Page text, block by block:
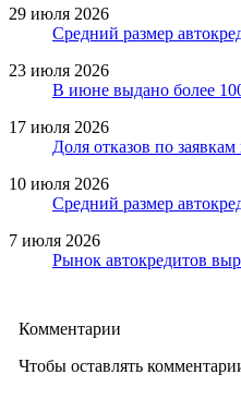
29 июля 2026
Средний размер
23 июля 2026
В июне выдано более
17 июля 2026
Доля отказов по
10 июля 2026
Средний размер
7 июля 2026
Рынок автокредитов
Комментарии
Чтобы оставлять